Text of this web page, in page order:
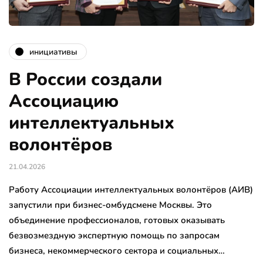
инициативы
В России создали
Ассоциацию
интеллектуальных
волонтёров
21.04.2026
Работу Ассоциации интеллектуальных волонтёров (АИВ)
запустили при бизнес-омбудсмене Москвы. Это
объединение профессионалов, готовых оказывать
безвозмездную экспертную помощь по запросам
бизнеса, некоммерческого сектора и социальных…